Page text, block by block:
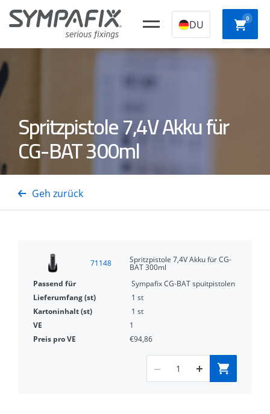
DU 0
Isolierungsdornen
Spritzpistole 7,4V Akku für
CG-BAT 300ml
Geh zurück
71148 Spritzpistole 7,4V Akku für CG-
BAT 300ml
Sympafix CG-BAT spuitpistolen
1 st
1 st
1
€94,86